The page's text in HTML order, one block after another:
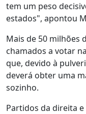
tem um peso
estados", apontou
Mais de 50 milhões
chamados a votar
que, devido à
deverá obter uma
sozinho.
Partidos da direita